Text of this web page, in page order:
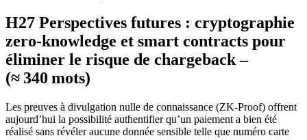
H27️ Perspectives futures : cryptographie
zero‑knowledge et smart contracts pour
éliminer le risque de chargeback –
(≈ 340 mots)
Les preuves à divulgation nulle de connaissance (ZK‑Proof) offrent
aujourd’hui la possibilité authentifier qu’un paiement a bien été
réalisé sans révéler aucune donnée sensible telle que numéro carte